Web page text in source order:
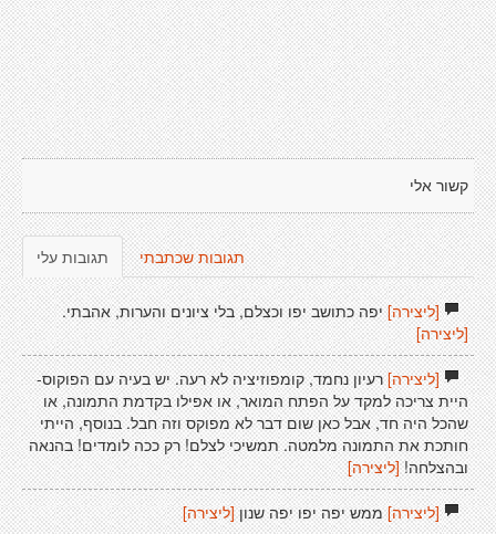
קשור אלי
תגובות עלי תגובות שכתבתי
[ליצירה]יפה כתושב יפו וכצלם, בלי ציונים והערות, אהבתי.
[ליצירה]
[ליצירה]רעיון נחמד, קומפוזיציה לא רעה. יש בעיה עם הפוקוס-
היית צריכה למקד על הפתח המואר, או אפילו בקדמת התמונה, או
שהכל היה חד, אבל כאן שום דבר לא מפוקס וזה חבל. בנוסף, הייתי
חותכת את התמונה מלמטה. תמשיכי לצלם! רק ככה לומדים! בהנאה
ובהצלחה! [ליצירה]
[ליצירה]ממש יפה יפו יפה שנון [ליצירה]